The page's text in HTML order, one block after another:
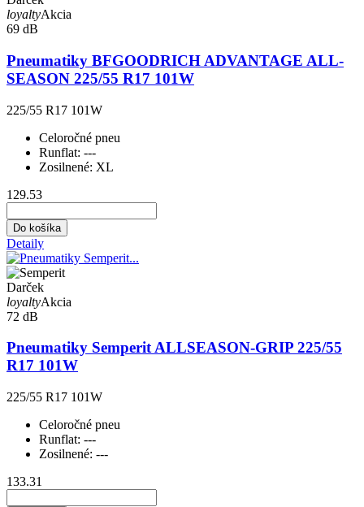
loyaltyAkcia
69 dB
Pneumatiky BFGOODRICH ADVANTAGE ALL-
SEASON 225/55 R17 101W
225/55 R17 101W
Celoročné pneu
Runflat: ---
Zosilnené: XL
129.53
Do košíka
Detaily
Darček
loyaltyAkcia
72 dB
Pneumatiky Semperit ALLSEASON-GRIP 225/55
R17 101W
225/55 R17 101W
Celoročné pneu
Runflat: ---
Zosilnené: ---
133.31